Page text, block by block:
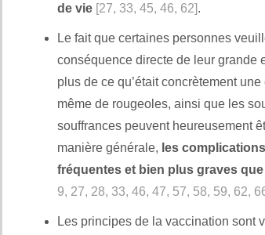
de vie [27, 33, 45, 46, 62].
Le fait que certaines personnes
conséquence directe de leur grande
plus de ce qu’était concrètement
même de rougeoles, ainsi que les
souffrances peuvent heureusement
manière générale, les
fréquentes et bien plus graves
9, 27, 28, 33, 46, 47, 57, 58, 59, 62,
Les principes de la vaccination sont